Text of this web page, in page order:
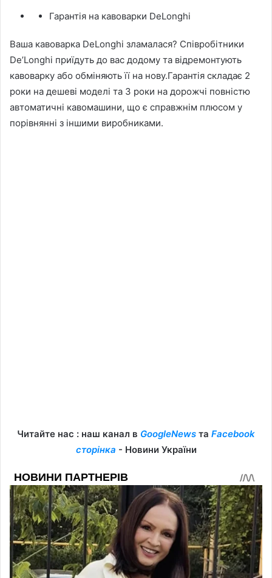
Гарантія на кавоварки DeLonghi
Ваша кавоварка DeLonghi зламалася? Співробітники
De’Longhi приїдуть до вас додому та відремонтують
кавоварку або обміняють її на нову.Гарантія складає 2
роки на дешеві моделі та 3 роки на дорожчі повністю
автоматичні кавомашини, що є справжнім плюсом у
порівнянні з іншими виробниками.
Читайте нас : наш канал в GoogleNews та Facebook
сторінка - Новини України